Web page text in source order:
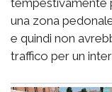
tempestivamente
una zona
e quindi non
traffico per un